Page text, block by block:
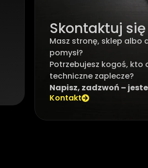
Skontaktuj się
Masz stronę, sklep albo
pomysł?
Potrzebujesz kogoś, kto
techniczne zaplecze?
Napisz, zadzwoń –
Kontakt